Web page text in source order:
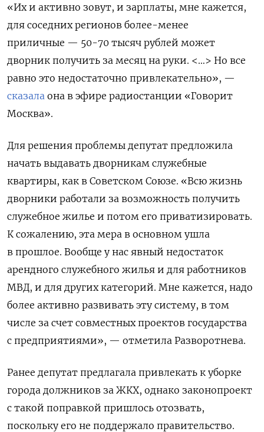
«Их и активно зовут, и зарплаты, мне кажется,
для соседних регионов более-менее
приличные — 50-70 тысяч рублей может
дворник получить за месяц на руки. <…> Но все
равно это недостаточно привлекательно», —
сказала она в эфире радиостанции «Говорит
Москва».
Для решения проблемы депутат предложила
начать выдавать дворникам служебные
квартиры, как в Советском Союзе. «Всю жизнь
дворники работали за возможность получить
служебное жилье и потом его приватизировать.
К сожалению, эта мера в основном ушла
в прошлое. Вообще у нас явный недостаток
арендного служебного жилья и для работников
МВД, и для других категорий. Мне кажется, надо
более активно развивать эту систему, в том
числе за счет совместных проектов государства
с предприятиями», — отметила Разворотнева.
Ранее депутат предлагала привлекать к уборке
города должников за ЖКХ, однако законопроект
с такой поправкой пришлось отозвать,
поскольку его не поддержало правительство.